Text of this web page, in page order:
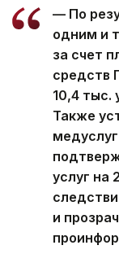
— По
одним и
за счет
средств
10,4 тыс.
Также
услуг на
и